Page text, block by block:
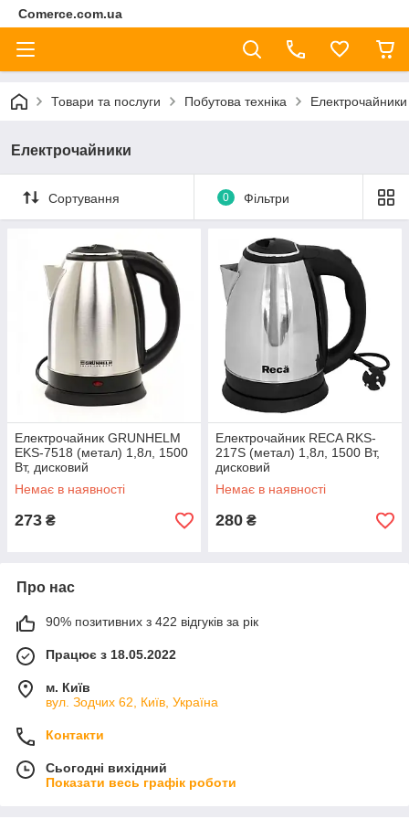
Comerce.com.ua
Товари та послуги Побутова техніка Електрочайники
Електрочайники
Сортування 0 Фільтри
Електрочайник GRUNHELM
EKS-7518 (метал) 1,8л, 1500
Вт, дисковий
Немає в наявності
273 ₴
Електрочайник RECA RKS-
217S (метал) 1,8л, 1500 Вт,
дисковий
Немає в наявності
280 ₴
Про нас
90% позитивних з 422 відгуків за рік
Працює з 18.05.2022
м. Київ
вул. Зодчих 62, Київ, Україна
Контакти
Сьогодні вихідний
Показати весь графік роботи